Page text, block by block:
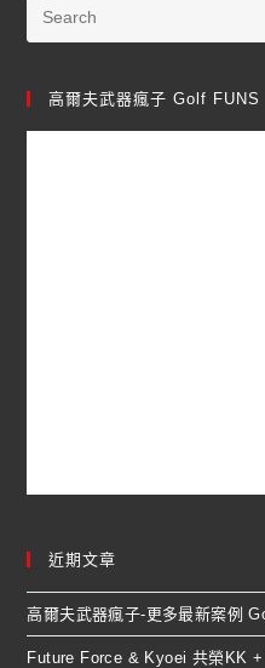
高爾夫武器瘋子 Golf FUNS
近期文章
高爾夫武器瘋子-更多最新案例
Future Force & Kyoei 共榮KK